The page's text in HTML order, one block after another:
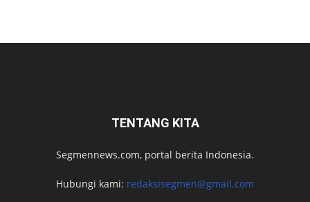
TENTANG KITA
Segmennews.com, portal berita Indonesia.
Hubungi kami: redaksisegmen@gmail.com